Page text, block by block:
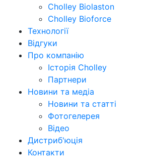
Cholley Biolaston
Cholley Bioforce
Технології
Відгуки
Про компанію
Історія Cholley
Партнери
Новини та медіа
Новини та статті
Фотогелерея
Відео
Дистриб'юція
Контакти